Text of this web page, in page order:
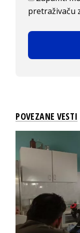
pretraživaču
POVEZANE VESTI